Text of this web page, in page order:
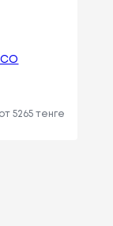
от 5265 тенге